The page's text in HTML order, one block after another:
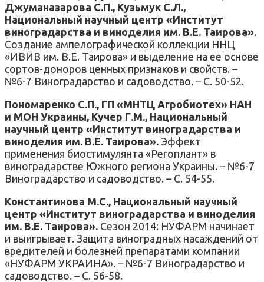
Джуманазарова С.П., Кузьмук С.Л.,
Национальный научный центр «Институт
виноградарства и виноделия им. В.Е. Таирова».
Создание ампелографической коллекции ННЦ
«ИВИВ им. В.Е. Таирова» и выделение на ее основе
сортов-доноров ценных признаков и свойств. –
№6-7 Виноградарство и садоводство. – С. 50-52.
Пономаренко С.П., ГП «МНТЦ Агробиотех» НАН
и МОН Украины, Кучер Г.М., Национальный
научный центр «Институт виноградарства и
виноделия им. В.Е. Таирова». Эффект
применения биостимулянта «Регоплант» в
виноградарстве Южного региона Украины. – №6-7
Виноградарство и садоводство. – С. 54-55.
Константинова М.С., Национальный научный
центр «Институт виноградарства и виноделия
им. В.Е. Таирова». Сезон 2014: НУФАРМ начинает
и выигрывает. Защита виноградных насаждений от
вредителей и болезней препаратами компании
«НУФАРМ УКРАИНА». – №6-7 Виноградарство и
садоводство. – С. 56-58.